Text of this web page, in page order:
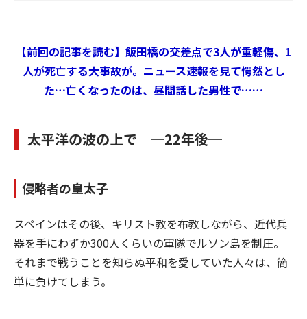
【前回の記事を読む】飯田橋の交差点で3人が重軽傷、1
人が死亡する大事故が。ニュース速報を見て愕然とし
た…亡くなったのは、昼間話した男性で……
太平洋の波の上で ─22年後─
侵略者の皇太子
スペインはその後、キリスト教を布教しながら、近代兵
器を手にわずか300人くらいの軍隊でルソン島を制圧。
それまで戦うことを知らぬ平和を愛していた人々は、簡
単に負けてしまう。